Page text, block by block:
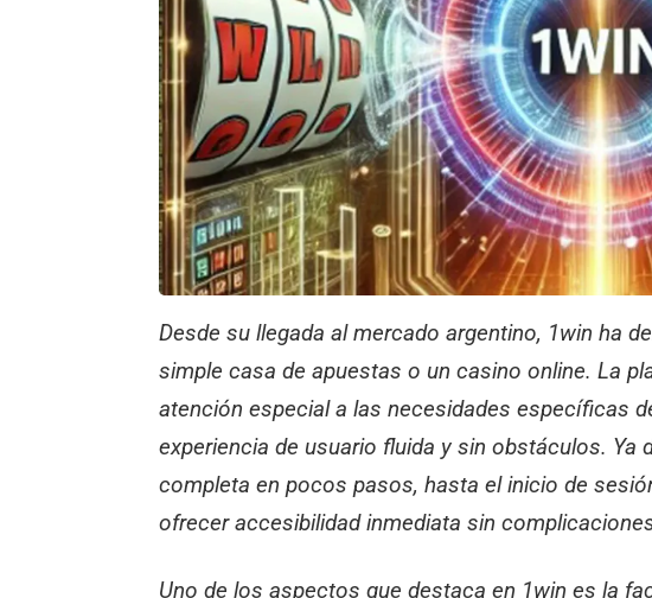
Desde su llegada al mercado argentino, 1win ha
simple casa de apuestas o un casino online. La
atención especial a las necesidades específicas
experiencia de usuario fluida y sin obstáculos. Ya
completa en pocos pasos, hasta el inicio de
ofrecer accesibilidad inmediata sin
Uno de los aspectos que destaca en 1win es la